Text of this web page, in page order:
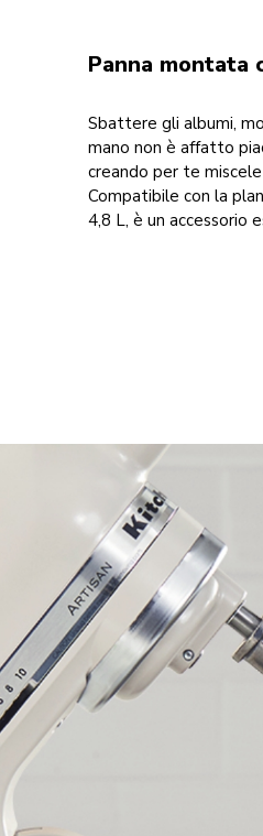
Panna montata
Sbattere gli albumi,
mano non è affatto
creando per te
Compatibile con la
4,8 L, è un accessorio